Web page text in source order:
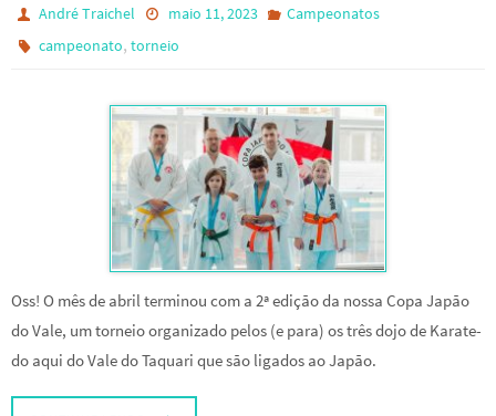
André Traichel maio 11, 2023
Campeonatos
campeonato,torneio
Oss! O mês de abril terminou com a 2ª edição da nossa Copa Japão
do Vale, um torneio organizado pelos (e para) os três dojo de Karate-
do aqui do Vale do Taquari que são ligados ao Japão.